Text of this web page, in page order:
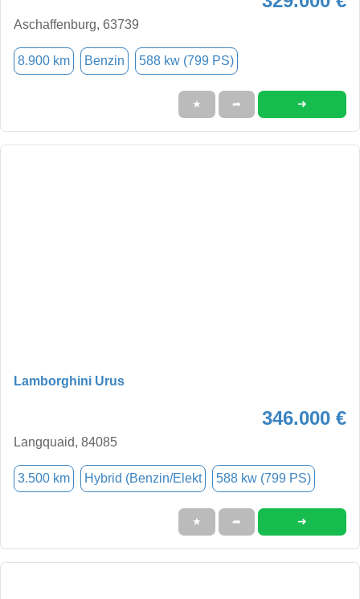
Aschaffenburg, 63739
8.900 km Benzin 588 kw (799 PS)
★ ➦ ➜
Lamborghini Urus
346.000 €
Langquaid, 84085
3.500 km Hybrid (Benzin/Elekt 588 kw (799 PS)
★ ➦ ➜